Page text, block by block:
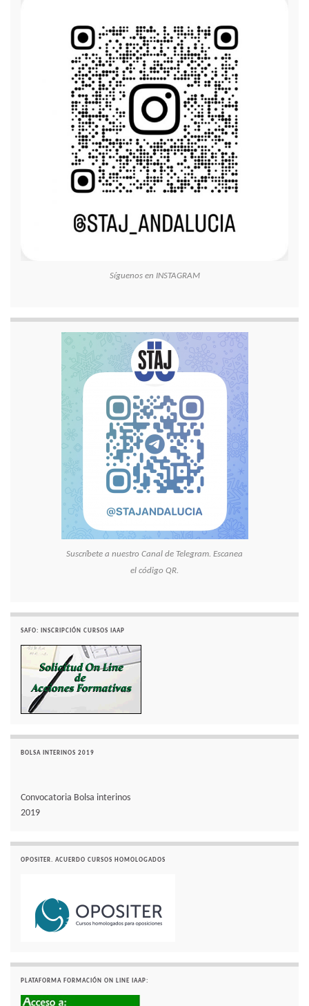
Síguenos en INSTAGRAM
Suscríbete a nuestro Canal de Telegram. Escanea
el código QR.
SAFO: INSCRIPCIÓN CURSOS IAAP
BOLSA INTERINOS 2019
Convocatoria Bolsa interinos
2019
OPOSITER. ACUERDO CURSOS HOMOLOGADOS
PLATAFORMA FORMACIÓN ON LINE IAAP: